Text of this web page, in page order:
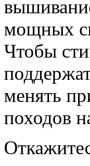
мощных
Чтобы
менять
походов